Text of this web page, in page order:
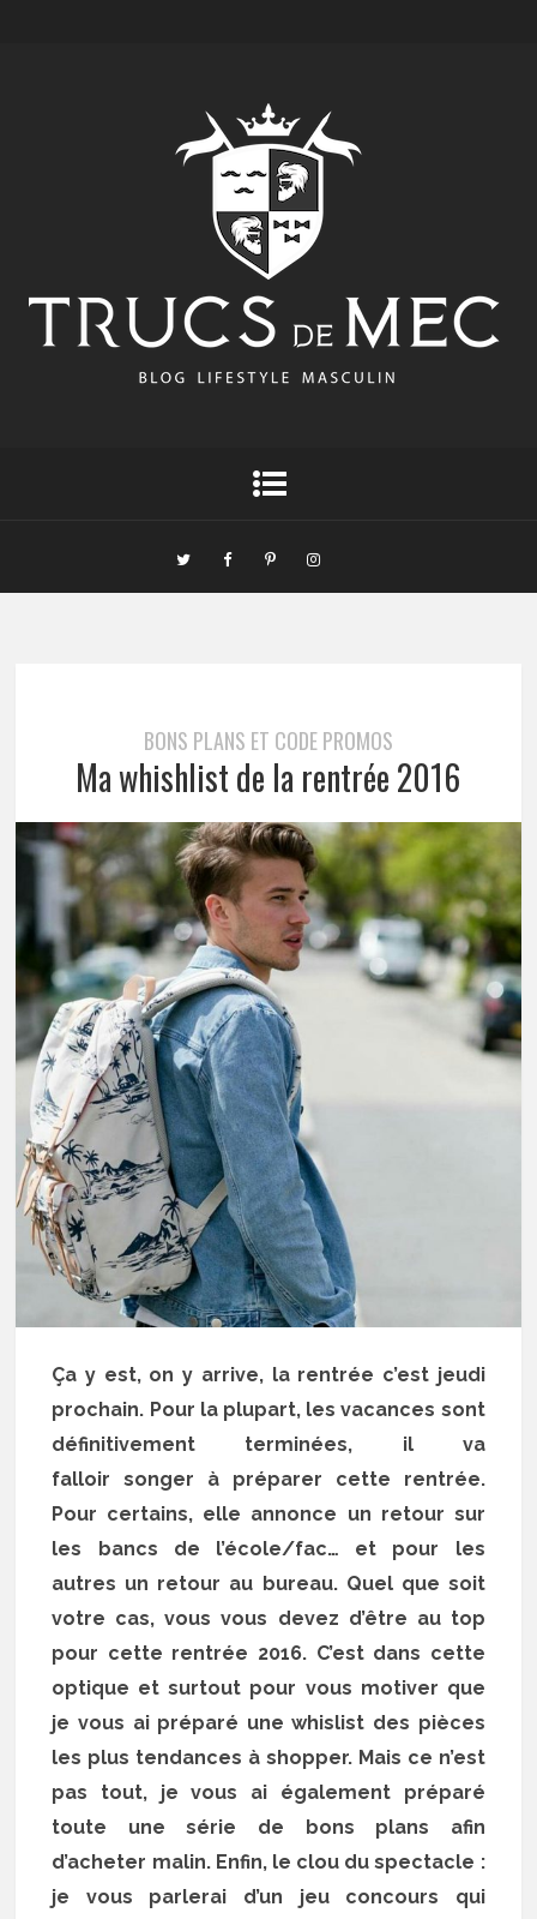
BONS PLANS ET CODE PROMOS
Ma whishlist de la rentrée 2016
Ça y est, on y arrive, la rentrée c’est jeudi
prochain. Pour la plupart, les vacances sont
définitivement terminées, il va
falloir songer à préparer cette rentrée.
Pour certains, elle annonce un retour sur
les bancs de l’école/fac… et pour les
autres un retour au bureau. Quel que soit
votre cas, vous vous devez d’être au top
pour cette rentrée 2016. C’est dans cette
optique et surtout pour vous motiver que
je vous ai préparé une whislist des pièces
les plus tendances à shopper. Mais ce n’est
pas tout, je vous ai également préparé
toute une série de bons plans afin
d’acheter malin. Enfin, le clou du spectacle :
je vous parlerai d’un jeu concours qui